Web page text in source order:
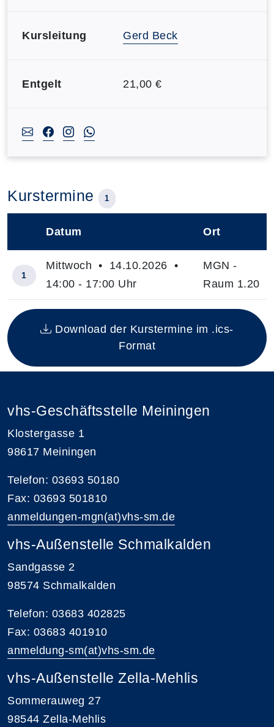
Kursleitung Gerd Beck
Entgelt 21,00 €
Kurstermine 1
Insgesamt gibt es 1 Termine zum diesen Kurs
Datum Ort
1
Mittwoch • 14.10.2026 •
14:00 - 17:00 Uhr
MGN -
Raum 1.20
Download der Kurstermine im .ics-
Format
vhs-Geschäftsstelle Meiningen
Klostergasse 1
98617 Meiningen
Telefon: 03693 50180
Fax: 03693 501810
anmeldungen-mgn(at)vhs-sm.de
vhs-Außenstelle Schmalkalden
Sandgasse 2
98574 Schmalkalden
Telefon: 03683 402825
Fax: 03683 401910
anmeldung-sm(at)vhs-sm.de
vhs-Außenstelle Zella-Mehlis
Sommerauweg 27
98544 Zella-Mehlis